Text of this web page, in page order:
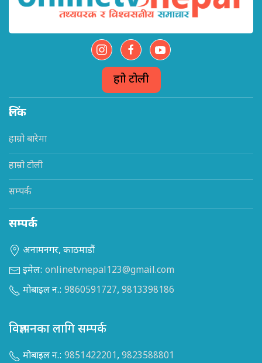
हाम्रो टोली
लिंक
हाम्रो बारेमा
हाम्रो टोली
सम्पर्क
सम्पर्क
अनामनगर, काठमाडौं
इमेल: onlinetvnepal123@gmail.com
मोबाइल न.: 9860591727, 9813398186
विज्ञापनका लागि सम्पर्क
मोबाइल न.: 9851422201, 9823588801